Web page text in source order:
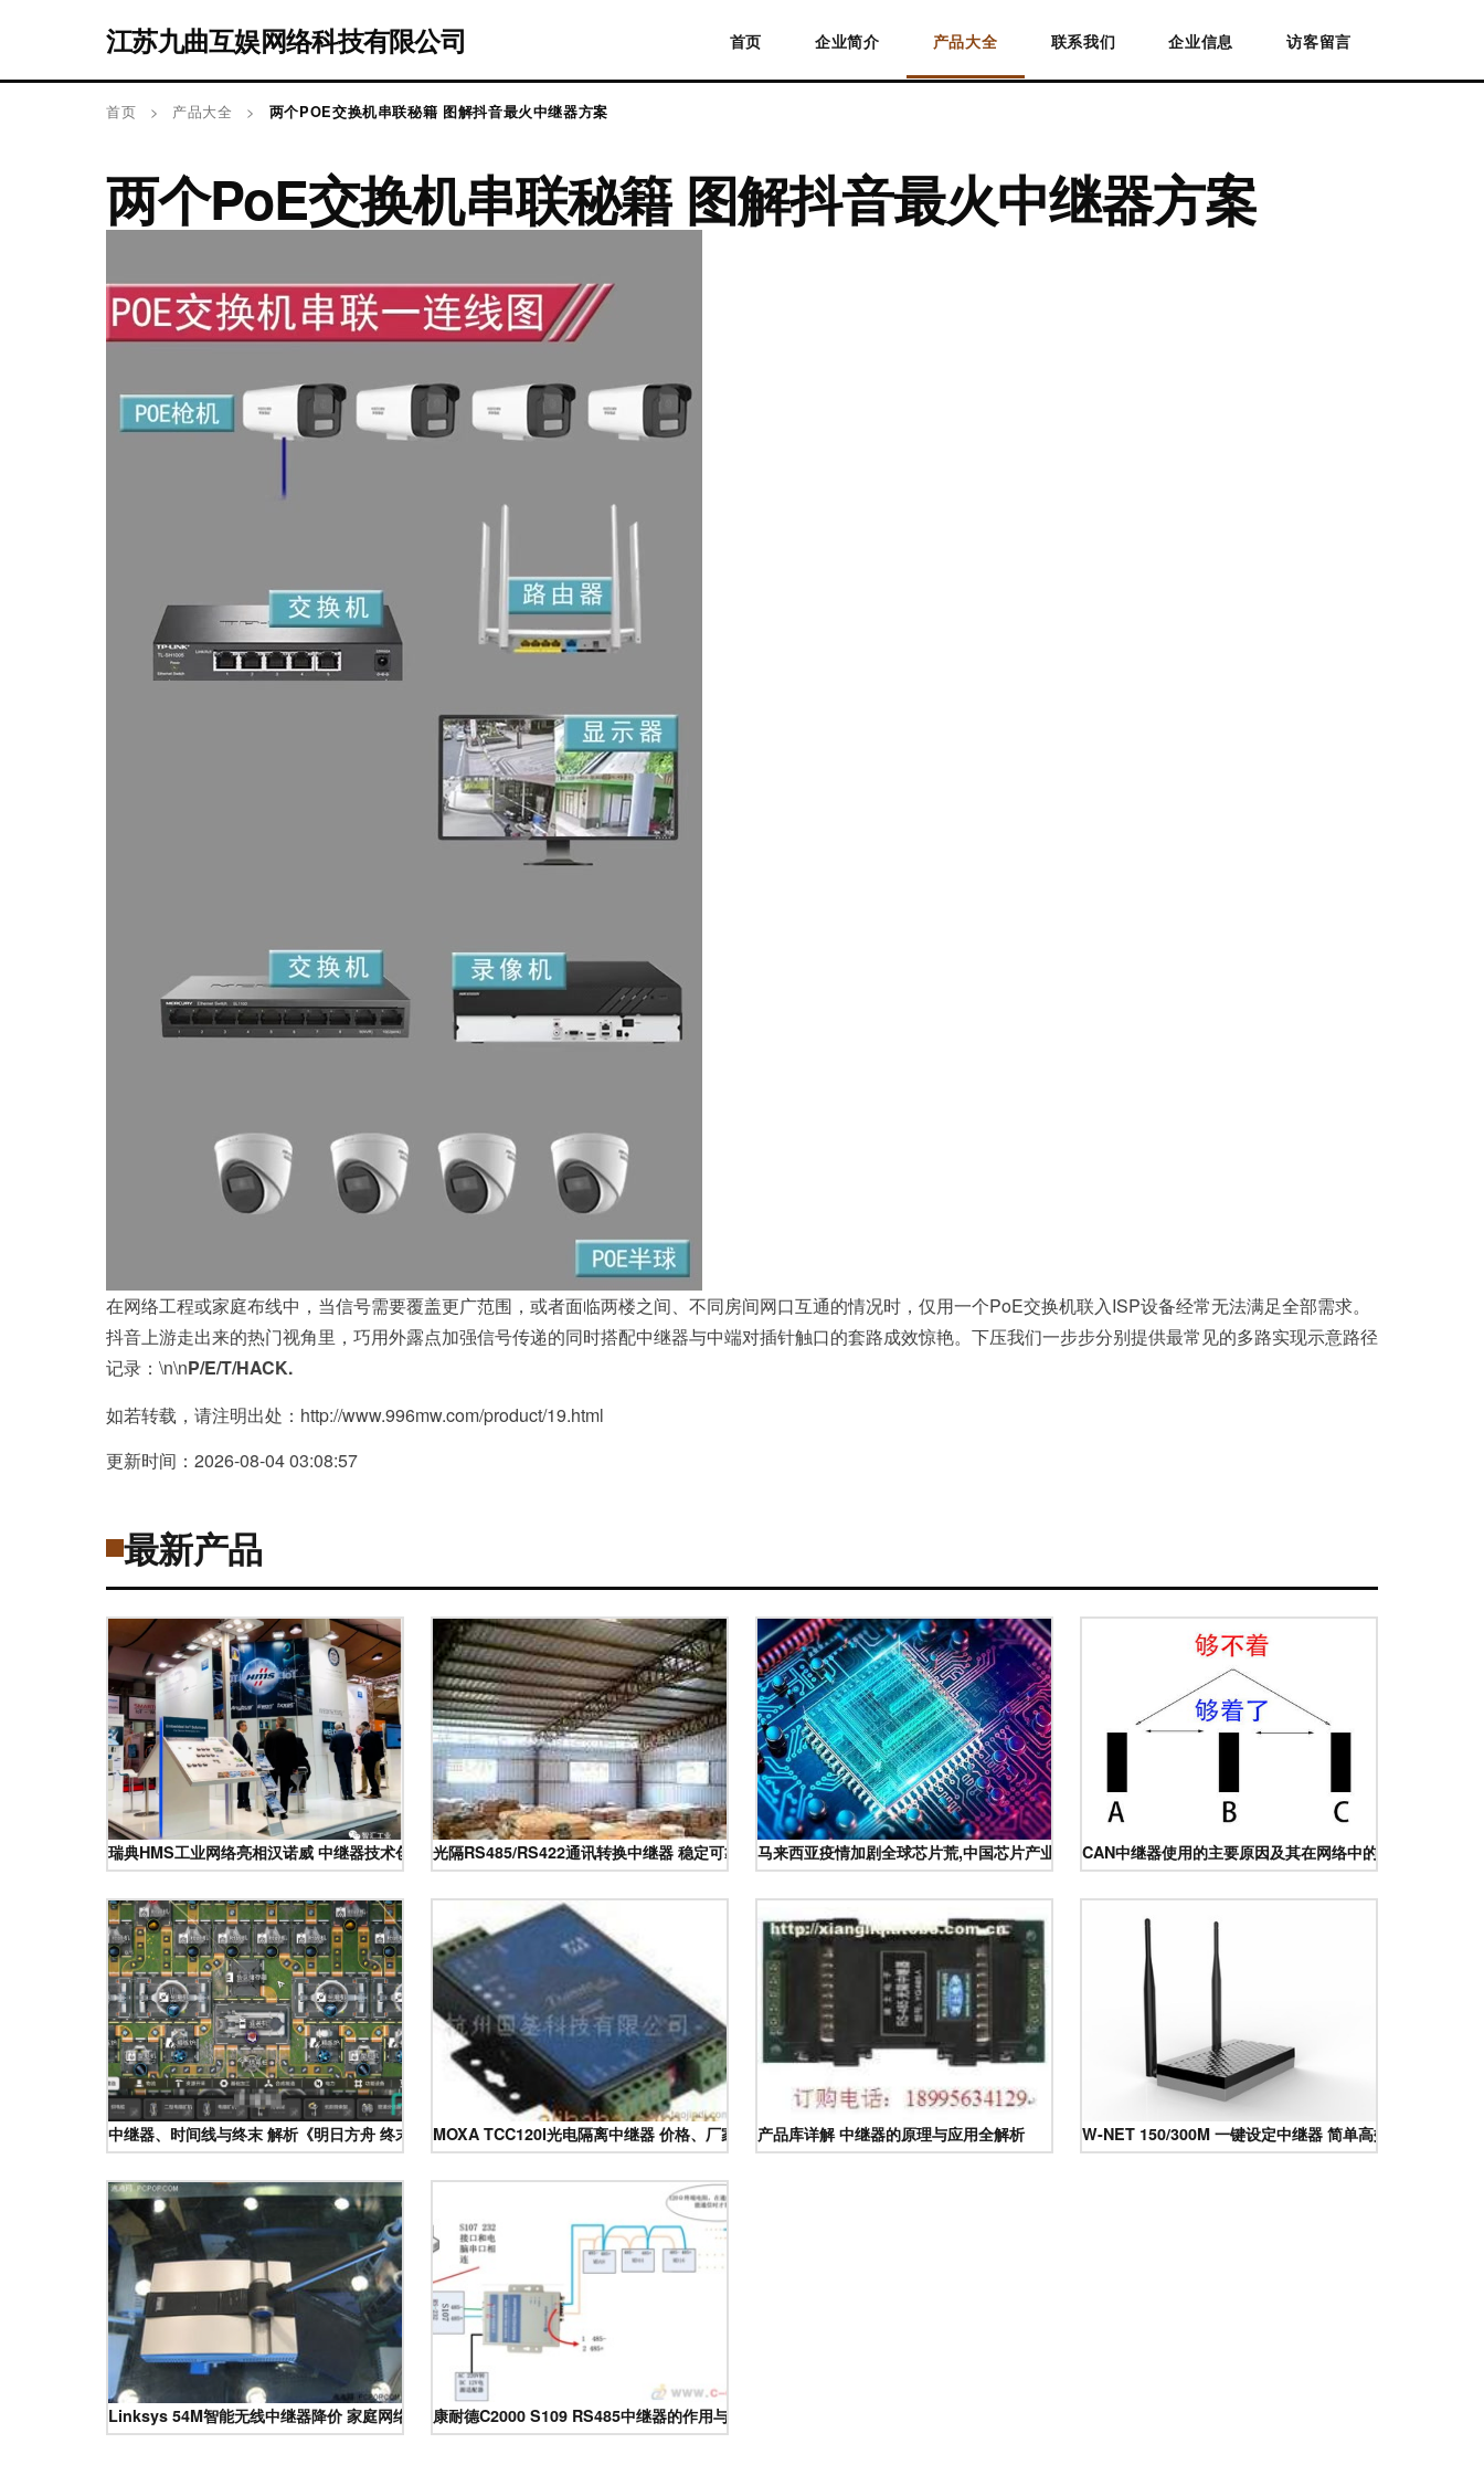
江苏九曲互娱网络科技有限公司 首页 企业简介 产品大全 联系我们 企业信息 访客留言
首页 > 产品大全 > 两个POE交换机串联秘籍 图解抖音最火中继器方案
两个PoE交换机串联秘籍 图解抖音最火中继器方案
在网络工程或家庭布线中，当信号需要覆盖更广范围，或者面临两楼之间、不同房间网口互通的情况时，仅用一个PoE交换机联入ISP设备经常无法满足全部需求。
抖音上游走出来的热门视角里，巧用外露点加强信号传递的同时搭配中继器与中端对插针触口的套路成效惊艳。下压我们一步步分别提供最常见的多路实现示意路径
记录：\n\nP/E/T/HACK.
如若转载，请注明出处：http://www.996mw.com/product/19.html
更新时间：2026-08-04 03:08:57
最新产品
瑞典HMS工业网络亮相汉诺威 中继器技术创新引领智能制造新浪潮光隔RS485/RS422通讯转换中继器 稳定可靠的工业通讯桥梁马来西亚疫情加剧全球芯片荒,中国芯片产业如何绝地求生CAN中继器使用的主要原因及其在网络中的作用
中继器、时间线与终末 解析《明日方舟 终末地》世界观MOXA TCC120I光电隔离中继器 价格、厂家与图片详解产品库详解 中继器的原理与应用全解析 W-NET 150/300M 一键设定中继器 简单高效的网络扩展
Linksys 54M智能无线中继器降价 家庭网络覆盖新选择康耐德C2000 S109 RS485中继器的作用与选择指南